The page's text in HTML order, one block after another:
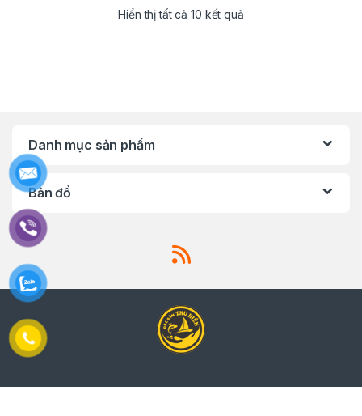
Hiển thị tất cả 10 kết quả
Danh mục sản phẩm
Bản đồ